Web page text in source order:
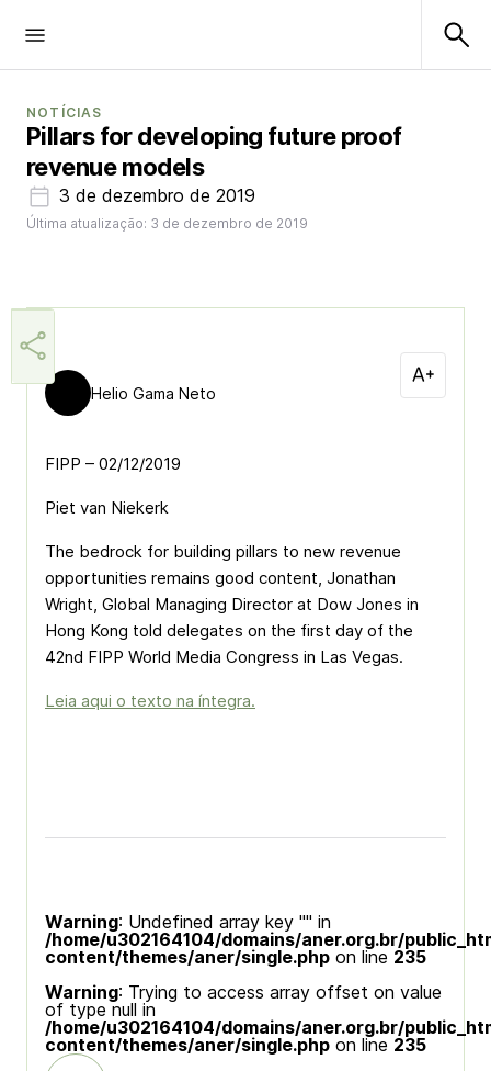
NOTÍCIAS
Pillars for developing future proof
revenue models
3 de dezembro de 2019
Última atualização: 3 de dezembro de 2019
Helio Gama Neto
FIPP – 02/12/2019
Piet van Niekerk
The bedrock for building pillars to new revenue
opportunities remains good content, Jonathan
Wright, Global Managing Director at Dow Jones in
Hong Kong told delegates on the first day of the
42nd FIPP World Media Congress in Las Vegas.
Leia aqui o texto na íntegra.
Warning: Undefined array key "" in
/home/u302164104/domains/aner.org.br/
content/themes/aner/single.php on line 235
Warning: Trying to access array offset on value
of type null in
/home/u302164104/domains/aner.org.br/
content/themes/aner/single.php on line 235